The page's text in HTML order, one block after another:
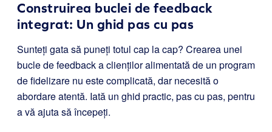
Construirea buclei de feedback
integrat: Un ghid pas cu pas
Sunteți gata să puneți totul cap la cap? Crearea unei
bucle de feedback a clienților alimentată de un program
de fidelizare nu este complicată, dar necesită o
abordare atentă. Iată un ghid practic, pas cu pas, pentru
a vă ajuta să începeți.